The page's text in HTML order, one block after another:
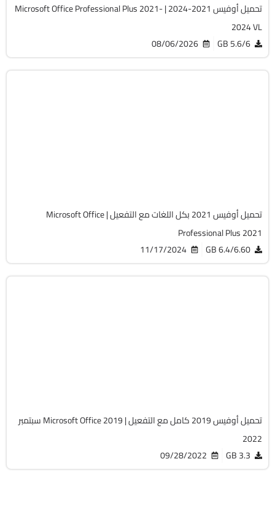
تحميل أوفيس 2021-2024 | Microsoft Office Professional Plus 2021-
2024 VL
5.6/6 GB
08/06/2026
تحميل أوفيس 2021 بكل اللغات مع التفعيل | Microsoft Office
Professional Plus 2021
6.4/6.60 GB
11/17/2024
تحميل أوفيس 2019 كامل مع التفعيل | Microsoft Office 2019 سبتمبر
2022
3.3 GB
09/28/2022